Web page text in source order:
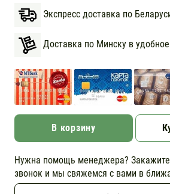
Экспресс доставка по
Доставка по Минску в
В корзину
Нужна помощь менеджера?
звонок и мы свяжемся с вами в